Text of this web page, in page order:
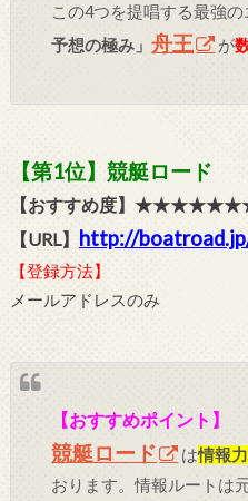
この4つを提唱する最強の
予想の極み」舟王 が
【第1位】競艇ロード
【おすすめ度】
【URL】 http://
【登録方法】
メールアドレスのみ
【おすすめポイント】
競艇ロード は情報
おります。情報ルートは